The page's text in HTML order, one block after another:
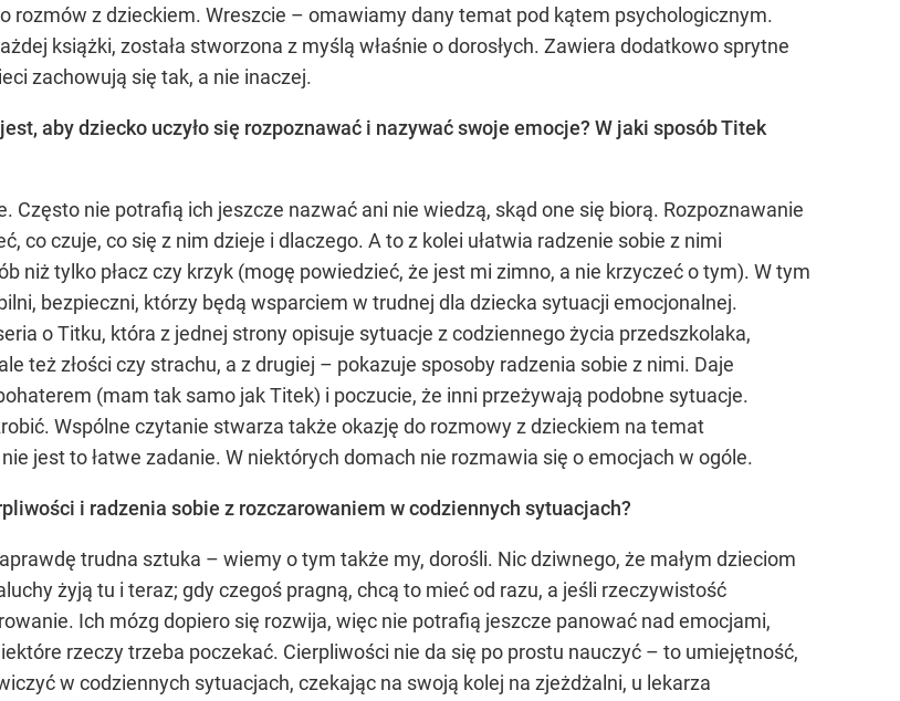
rozmów z dzieckiem. Wreszcie – omawiamy dany temat pod kątem psychologicznym.
książki, została stworzona z myślą właśnie o dorosłych. Zawiera dodatkowo sprytne
zachowują się tak, a nie inaczej.
aby dziecko uczyło się rozpoznawać i nazywać swoje emocje? W jaki sposób Titek
Często nie potrafią ich jeszcze nazwać ani nie wiedzą, skąd one się biorą. Rozpoznawanie
co czuje, co się z nim dzieje i dlaczego. A to z kolei ułatwia radzenie sobie z nimi
niż tylko płacz czy krzyk (mogę powiedzieć, że jest mi zimno, a nie krzyczeć o tym). W tym
bezpieczni, którzy będą wsparciem w trudnej dla dziecka sytuacji emocjonalnej.
o Titku, która z jednej strony opisuje sytuacje z codziennego życia przedszkolaka,
też złości czy strachu, a z drugiej – pokazuje sposoby radzenia sobie z nimi. Daje
(mam tak samo jak Titek) i poczucie, że inni przeżywają podobne sytuacje.
Wspólne czytanie stwarza także okazję do rozmowy z dzieckiem na temat
jest to łatwe zadanie. W niektórych domach nie rozmawia się o emocjach w ogóle.
i radzenia sobie z rozczarowaniem w codziennych sytuacjach?
trudna sztuka – wiemy o tym także my, dorośli. Nic dziwnego, że małym dzieciom
żyją tu i teraz; gdy czegoś pragną, chcą to mieć od razu, a jeśli rzeczywistość
Ich mózg dopiero się rozwija, więc nie potrafią jeszcze panować nad emocjami,
rzeczy trzeba poczekać. Cierpliwości nie da się po prostu nauczyć – to umiejętność,
w codziennych sytuacjach, czekając na swoją kolej na zjeżdżalni, u lekarza